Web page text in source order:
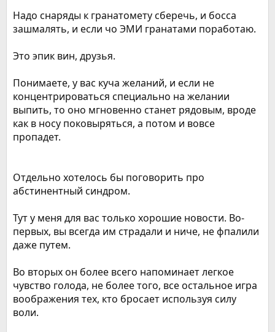
Надо снаряды к гранатомету сберечь, и босса
зашмалять, и если чо ЭМИ гранатами поработаю.
Это эпик вин, друзья.
Понимаете, у вас куча желаний, и если не
концентрироваться специально на желании
выпить, то оно мгновенно станет рядовым, вроде
как в носу поковыряться, а потом и вовсе
пропадет.
Отдельно хотелось бы поговорить про
абстинентный синдром.
Тут у меня для вас только хорошие новости. Во-
первых, вы всегда им страдали и ниче, не фпалили
даже путем.
Во вторых он более всего напоминает легкое
чувство голода, не более того, все остальное игра
воображения тех, кто бросает используя силу
воли.